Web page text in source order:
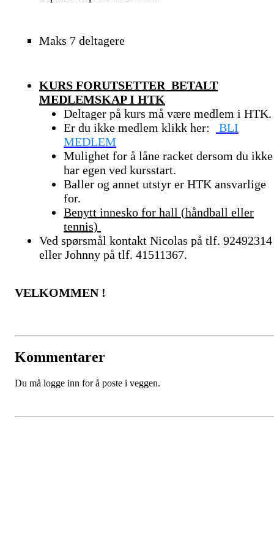
Maks 7 deltagere
KURS FORUTSETTER BETALT
MEDLEMSKAP I HTK
Deltager på kurs må være medlem i HTK.
Er du ikke medlem klikk her:
BLI
MEDLEM
Mulighet for å låne racket dersom du ikke
har egen ved kursstart.
Baller og annet utstyr er HTK ansvarlige
for.
Benytt innesko for hall (håndball eller
tennis)
Ved spørsmål kontakt Nicolas på tlf. 92492314
eller Johnny på tlf. 41511367.
VELKOMMEN !
Kommentarer
Du må logge inn for å poste i veggen.